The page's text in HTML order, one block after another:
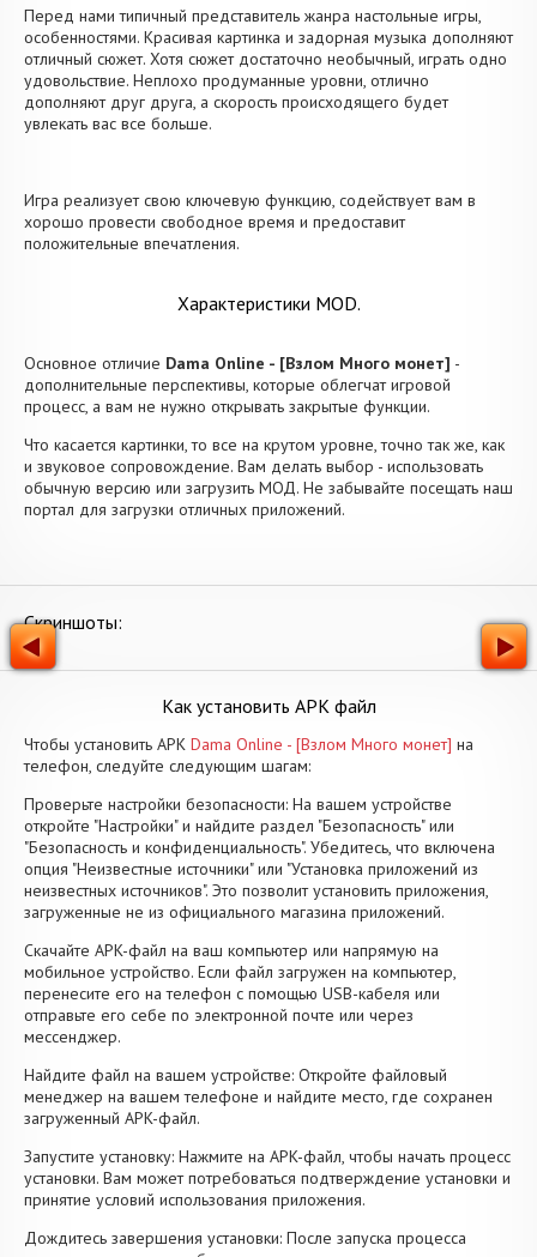
Перед нами типичный представитель жанра настольные игры,
особенностями. Красивая картинка и задорная музыка дополняют
отличный сюжет. Хотя сюжет достаточно необычный, играть одно
удовольствие. Неплохо продуманные уровни, отлично
дополняют друг друга, а скорость происходящего будет
увлекать вас все больше.
Игра реализует свою ключевую функцию, содействует вам в
хорошо провести свободное время и предоставит
положительные впечатления.
Характеристики MOD.
Основное отличие Dama Online - [Взлом Много монет] -
дополнительные перспективы, которые облегчат игровой
процесс, а вам не нужно открывать закрытые функции.
Что касается картинки, то все на крутом уровне, точно так же, как
и звуковое сопровождение. Вам делать выбор - использовать
обычную версию или загрузить МОД. Не забывайте посещать наш
портал для загрузки отличных приложений.
Скриншоты:
Как установить APK файл
Чтобы установить APK Dama Online - [Взлом Много монет] на
телефон, следуйте следующим шагам:
Проверьте настройки безопасности: На вашем устройстве
откройте "Настройки" и найдите раздел "Безопасность" или
"Безопасность и конфиденциальность". Убедитесь, что включена
опция "Неизвестные источники" или "Установка приложений из
неизвестных источников". Это позволит установить приложения,
загруженные не из официального магазина приложений.
Скачайте APK-файл на ваш компьютер или напрямую на
мобильное устройство. Если файл загружен на компьютер,
перенесите его на телефон с помощью USB-кабеля или
отправьте его себе по электронной почте или через
мессенджер.
Найдите файл на вашем устройстве: Откройте файловый
менеджер на вашем телефоне и найдите место, где сохранен
загруженный APK-файл.
Запустите установку: Нажмите на APK-файл, чтобы начать процесс
установки. Вам может потребоваться подтверждение установки и
принятие условий использования приложения.
Дождитесь завершения установки: После запуска процесса